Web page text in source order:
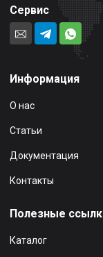
Сервис
Информация
О нас
Статьи
Документация
Контакты
Полезные
Каталог